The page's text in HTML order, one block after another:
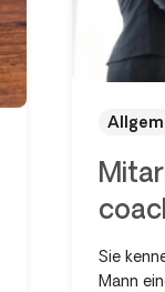
Sie
Mann